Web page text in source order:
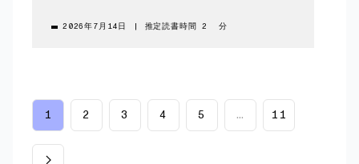
2026年7月14日 推定読書時間 2 分
1 2 3 4 5 … 11